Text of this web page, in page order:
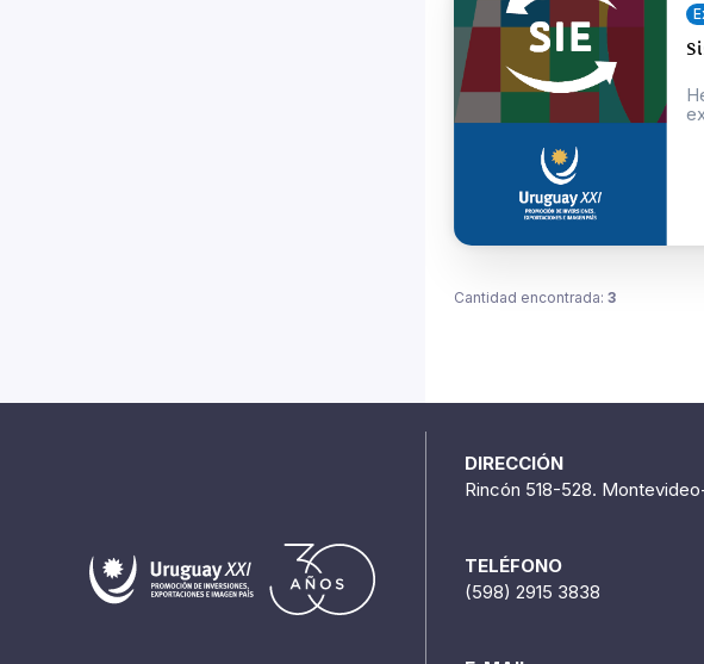
Cantidad encontrada: 3
DIRECCIÓN
Rincón 518-528.
TELÉFONO
(598) 2915 3838